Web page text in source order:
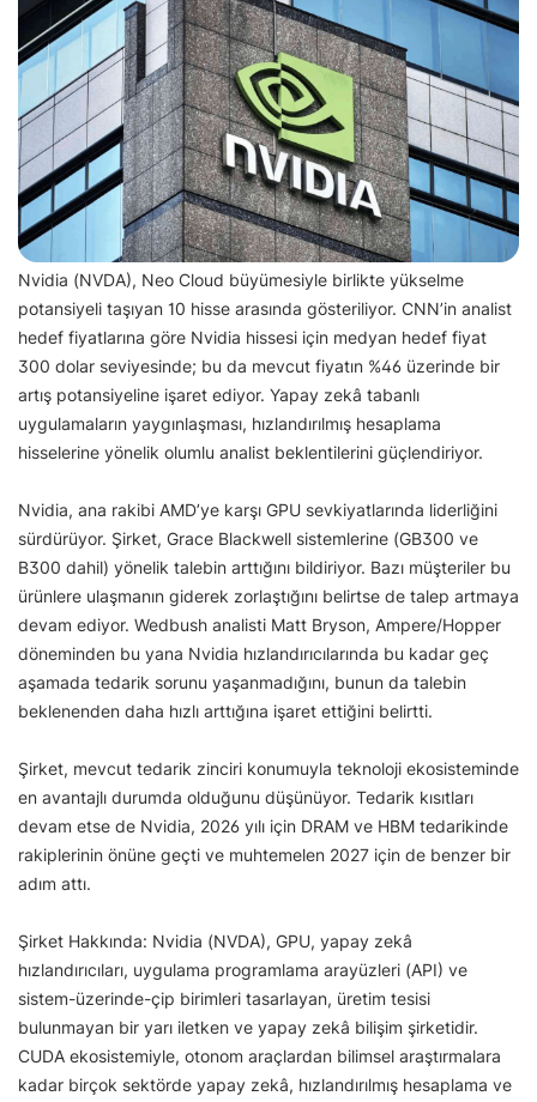
Nvidia (NVDA), Neo Cloud büyümesiyle birlikte yükselme
potansiyeli taşıyan 10 hisse arasında gösteriliyor. CNN’in analist
hedef fiyatlarına göre Nvidia hissesi için medyan hedef fiyat
300 dolar seviyesinde; bu da mevcut fiyatın %46 üzerinde bir
artış potansiyeline işaret ediyor. Yapay zekâ tabanlı
uygulamaların yaygınlaşması, hızlandırılmış hesaplama
hisselerine yönelik olumlu analist beklentilerini güçlendiriyor.
Nvidia, ana rakibi AMD’ye karşı GPU sevkiyatlarında liderliğini
sürdürüyor. Şirket, Grace Blackwell sistemlerine (GB300 ve
B300 dahil) yönelik talebin arttığını bildiriyor. Bazı müşteriler bu
ürünlere ulaşmanın giderek zorlaştığını belirtse de talep artmaya
devam ediyor. Wedbush analisti Matt Bryson, Ampere/Hopper
döneminden bu yana Nvidia hızlandırıcılarında bu kadar geç
aşamada tedarik sorunu yaşanmadığını, bunun da talebin
beklenenden daha hızlı arttığına işaret ettiğini belirtti.
Şirket, mevcut tedarik zinciri konumuyla teknoloji ekosisteminde
en avantajlı durumda olduğunu düşünüyor. Tedarik kısıtları
devam etse de Nvidia, 2026 yılı için DRAM ve HBM tedarikinde
rakiplerinin önüne geçti ve muhtemelen 2027 için de benzer bir
adım attı.
Şirket Hakkında: Nvidia (NVDA), GPU, yapay zekâ
hızlandırıcıları, uygulama programlama arayüzleri (API) ve
sistem-üzerinde-çip birimleri tasarlayan, üretim tesisi
bulunmayan bir yarı iletken ve yapay zekâ bilişim şirketidir.
CUDA ekosistemiyle, otonom araçlardan bilimsel araştırmalara
kadar birçok sektörde yapay zekâ, hızlandırılmış hesaplama ve